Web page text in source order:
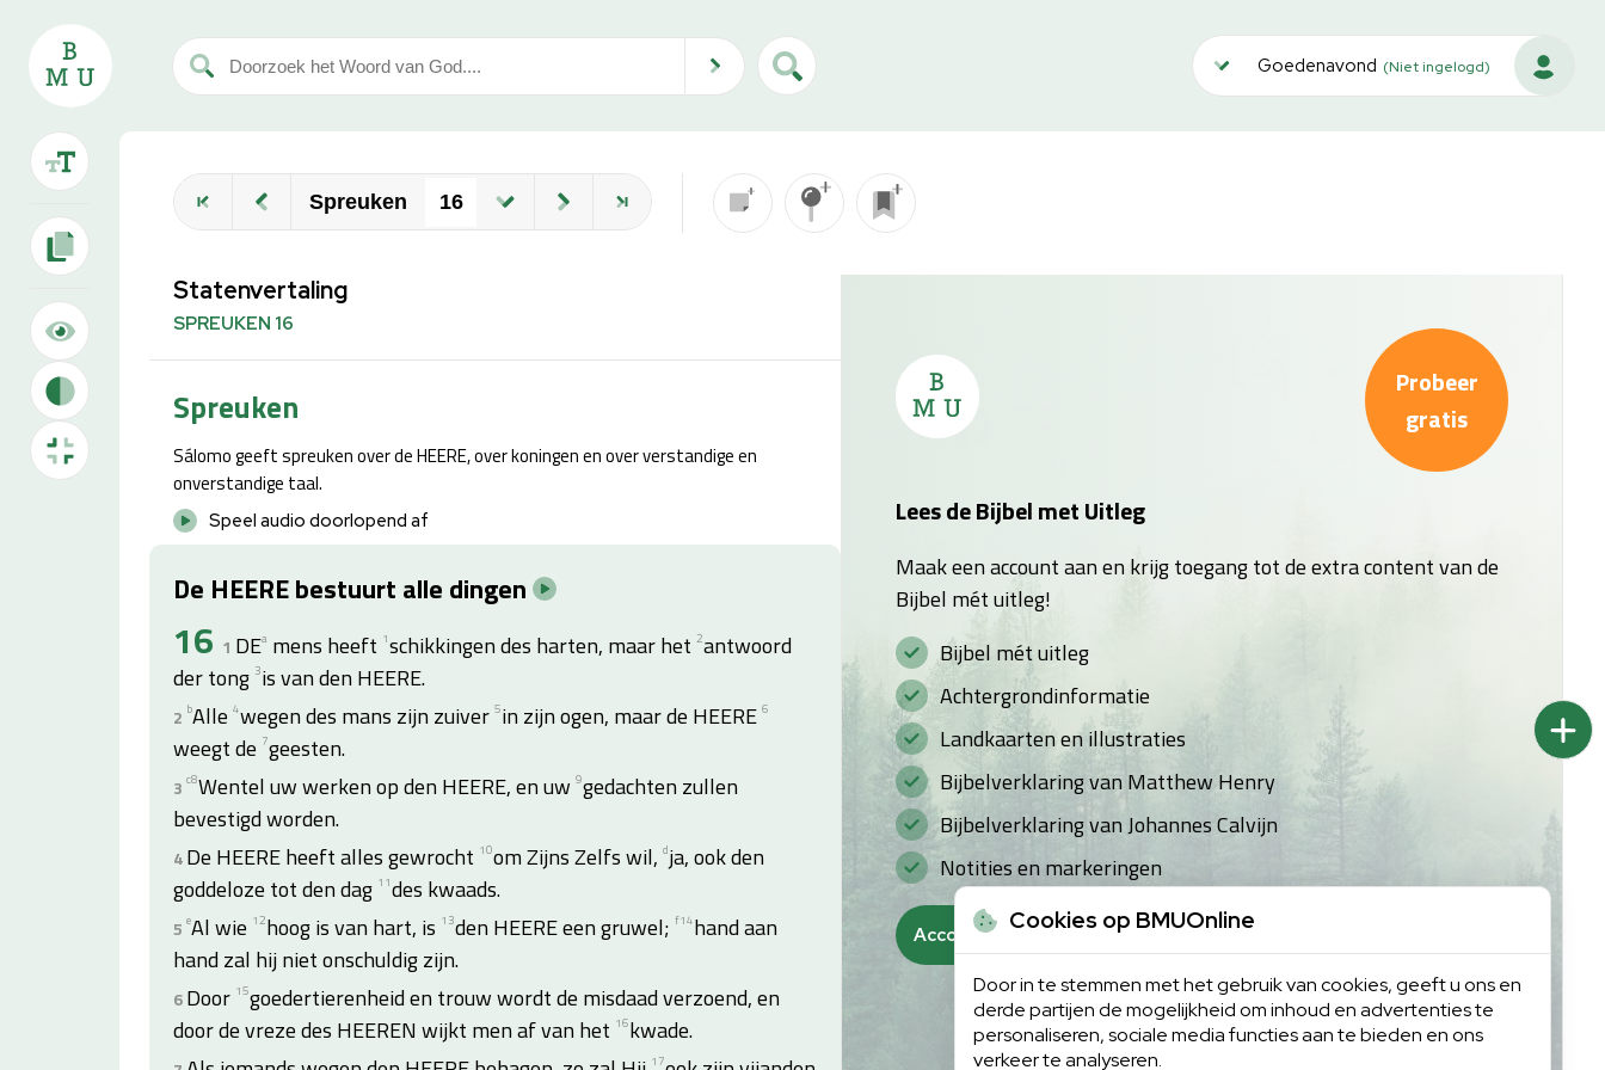
Goedenavond (Niet ingelogd)
Spreuken
Statenvertaling
SPREUKEN 16
Spreuken
Sálomo geeft spreuken over de HEERE, over koningen en over verstandige en
onverstandige taal.
Speel audio doorlopend af
De HEERE bestuurt alle dingen
16 1 DEa mens heeft 1schikkingen des harten, maar het 2antwoord
der tong 3is van den HEERE.
2 bAlle 4wegen des mans zijn zuiver 5in zijn ogen, maar de HEERE 6
weegt de 7geesten.
3 c8Wentel uw werken op den HEERE, en uw 9gedachten zullen
bevestigd worden.
4De HEERE heeft alles gewrocht 10om Zijns Zelfs wil, dja, ook den
goddeloze tot den dag 11des kwaads.
5 eAl wie 12hoog is van hart, is 13den HEERE een gruwel; f14hand aan
hand zal hij niet onschuldig zijn.
6Door 15goedertierenheid en trouw wordt de misdaad verzoend, en
door de vreze des HEEREN wijkt men af van het 16kwade.
17
Probeer
gratis
Lees de Bijbel met Uitleg
Maak een account aan en krijg toegang tot de extra content van de
Bijbel mét uitleg!
Bijbel mét uitleg
Achtergrondinformatie
Landkaarten en illustraties
Bijbelverklaring van Matthew Henry
Bijbelverklaring van Johannes Calvijn
Notities en markeringen
Account aanmaken Inloggen
Cookies op BMUOnline
Door in te stemmen met het gebruik van cookies, geeft u ons en
derde partijen de mogelijkheid om inhoud en advertenties te
personaliseren, sociale media functies aan te bieden en ons
verkeer te analyseren.